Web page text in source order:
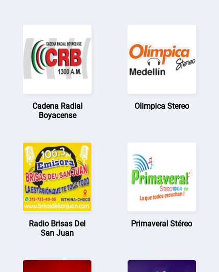
Cadena Radial
Boyacense
Olimpica Stereo
Radio Brisas Del
San Juan
Primaveral Stéreo